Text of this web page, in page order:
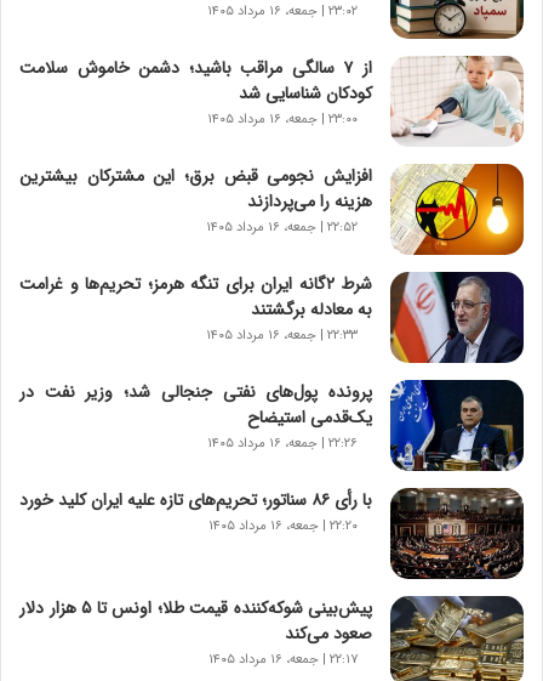
س
ت
|
ب
ر
ن
ا
م
ج
د
ا
ر
ن‌
و
د
ر
و
ب
ر
ا
۲۳:۰۲ | جمعه، ۱۶ مرداد ۱۴۰۵
از ۷ سالگی مراقب باشید؛ دشمن خاموش سلامت
کودکان شناسایی شد
۲۳:۰۰ | جمعه، ۱۶ مرداد ۱۴۰۵
افزایش نجومی قبض برق؛ این مشترکان بیشترین
هزینه را می‌پردازند
۲۲:۵۲ | جمعه، ۱۶ مرداد ۱۴۰۵
شرط ۲گانه ایران برای تنگه هرمز؛ تحریم‌ها و غرامت
به معادله برگشتند
۲۲:۳۳ | جمعه، ۱۶ مرداد ۱۴۰۵
پرونده پول‌های نفتی جنجالی شد؛ وزیر نفت در
یک‌قدمی استیضاح
۲۲:۲۶ | جمعه، ۱۶ مرداد ۱۴۰۵
با رأی ۸۶ سناتور؛ تحریم‌های تازه علیه ایران کلید خورد
۲۲:۲۰ | جمعه، ۱۶ مرداد ۱۴۰۵
پیش‌بینی شوکه‌کننده قیمت طلا؛ اونس تا ۵ هزار دلار
صعود می‌کند
۲۲:۱۷ | جمعه، ۱۶ مرداد ۱۴۰۵